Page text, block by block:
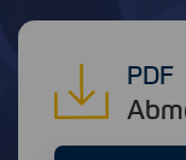
PDF